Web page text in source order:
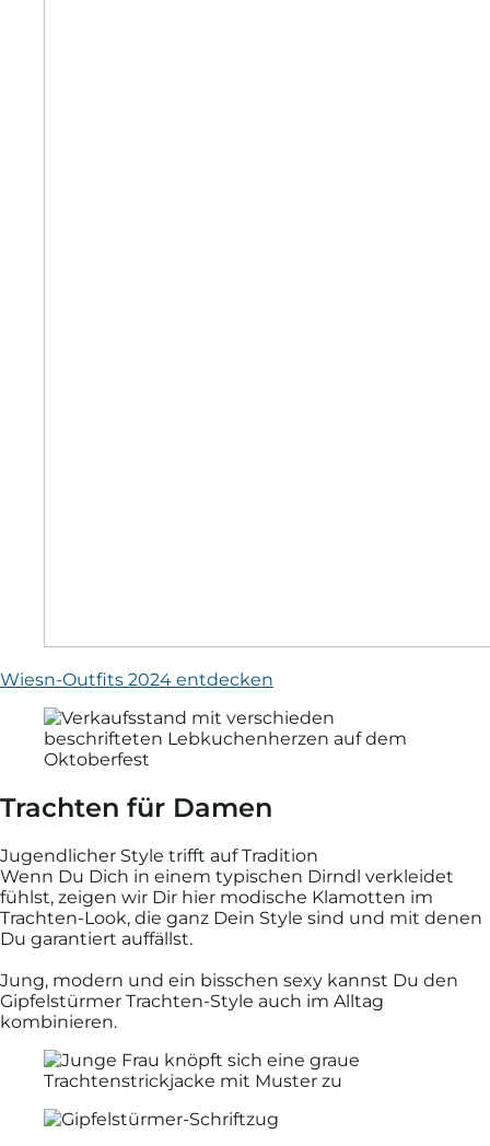
Wiesn-Outfits 2024 entdecken
Trachten für Damen
Jugendlicher Style trifft auf Tradition
Wenn Du Dich in einem typischen Dirndl ver­kleidet
fühlst, zeigen wir Dir hier modische Klamotten im
Trachten-Look, die ganz Dein Style sind und mit denen
Du garantiert auffällst.
Jung, modern und ein bisschen sexy kannst Du den
Gipfel­stürmer Trachten-Style auch im Alltag
kombinieren.